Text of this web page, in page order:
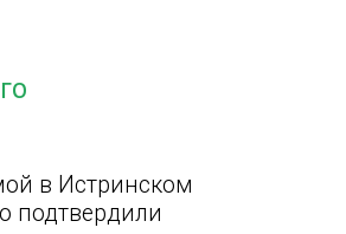
в Истринском
подтвердили